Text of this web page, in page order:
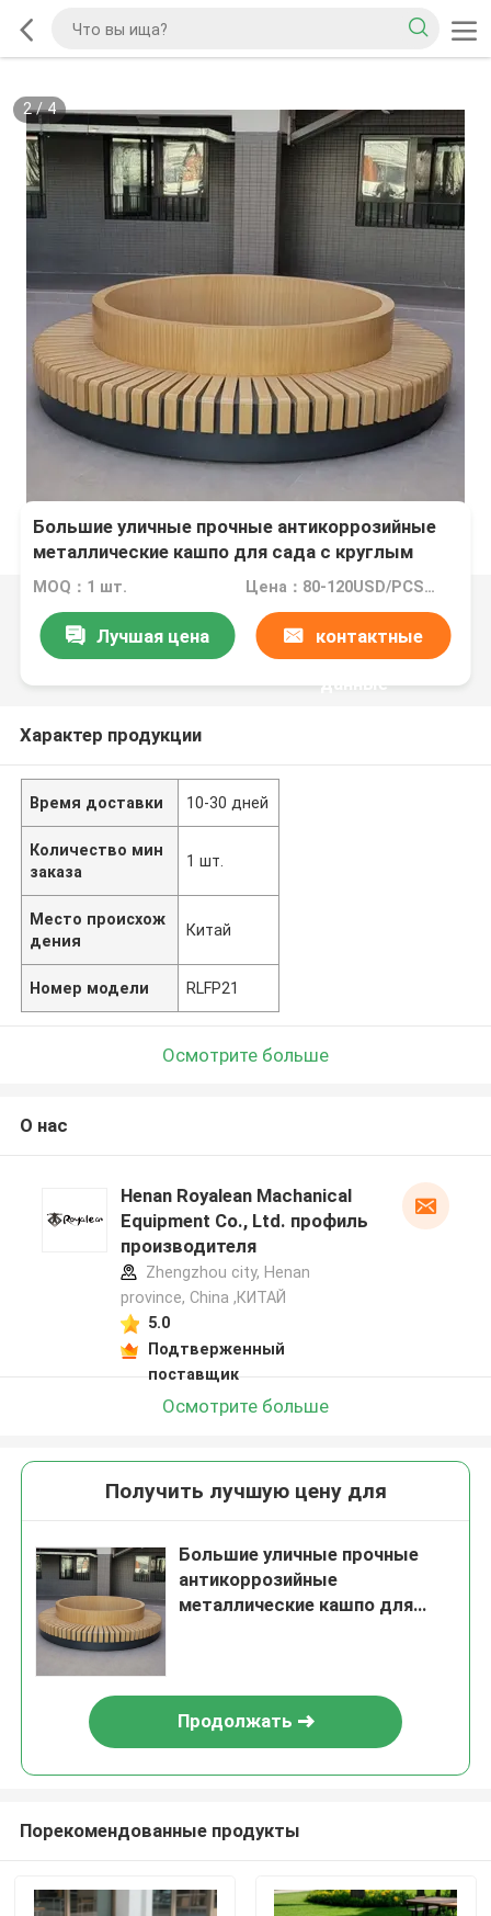
2/4
Большие уличные прочные антикоррозийные
металлические кашпо для сада с круглым
стулом для коммерческого ландшафтного
MOQ：1 шт. Цена：80-120USD/PCS(Negotiate)
Лучшая цена контактные
данные
Характер продукции
Время доставки 10-30 дней
Количество мин
заказа
1 шт.
Место происхож
дения
Китай
Номер модели RLFP21
Осмотрите больше
О нас
Henan Royalean Machanical
Equipment Co., Ltd. профиль
производителя
Zhengzhou city, Henan
province, China ,КИТАЙ
5.0
Подтверженный
поставщик
Осмотрите больше
Получить лучшую цену для
Большие уличные прочные
антикоррозийные
металлические кашпо для
Продолжать
Порекомендованные продукты